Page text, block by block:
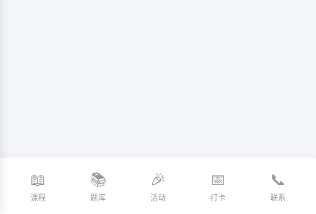
📖
课程
📚
题库
🎉
活动
📅
打卡
📞
联系